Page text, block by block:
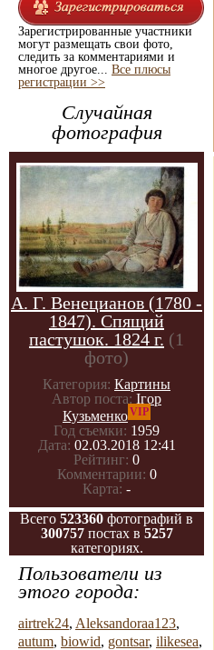
Зарегистрированные участники
могут размещать свои фото,
следить за комментариями и
многое другое... Все плюсы
регистрации >>
Случайная
фотография
А. Г. Венецианов (1780 -
1847). Спящий
пастушок. 1824 г. (1
фото)
Категория: Картины
Автор поста: Ігор
КузьменкоVIP
Год съемки: 1959
Дата: 02.03.2018 12:41
Рейтинг: 0
Комментарии: 0
Карта: -
Всего 523360 фотографий в
300757постах в 5257
категориях.
Пользователи из
этого города:
airtrek24, Aleksandoraa123,
autum, biowid, gontsar, ilikesea,